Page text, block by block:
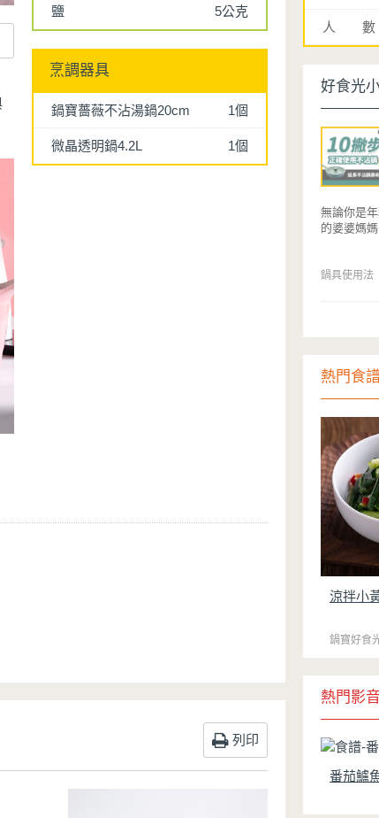
鹽 5公克
烹調器具
鍋寶薔薇不沾湯鍋20cm 1個
微晶透明鍋4.2L 1個
列印
人 數
好食光
無論你是
的婆婆媽
的問題後
金鑽不沾
您！
鍋具使用法
熱門食
涼拌小
鍋寶好食
熱門影
番茄鱸